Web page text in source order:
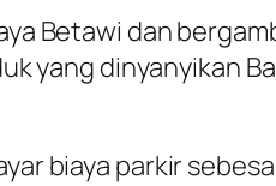
Betawi dan
yang dinyanyikan
biaya parkir